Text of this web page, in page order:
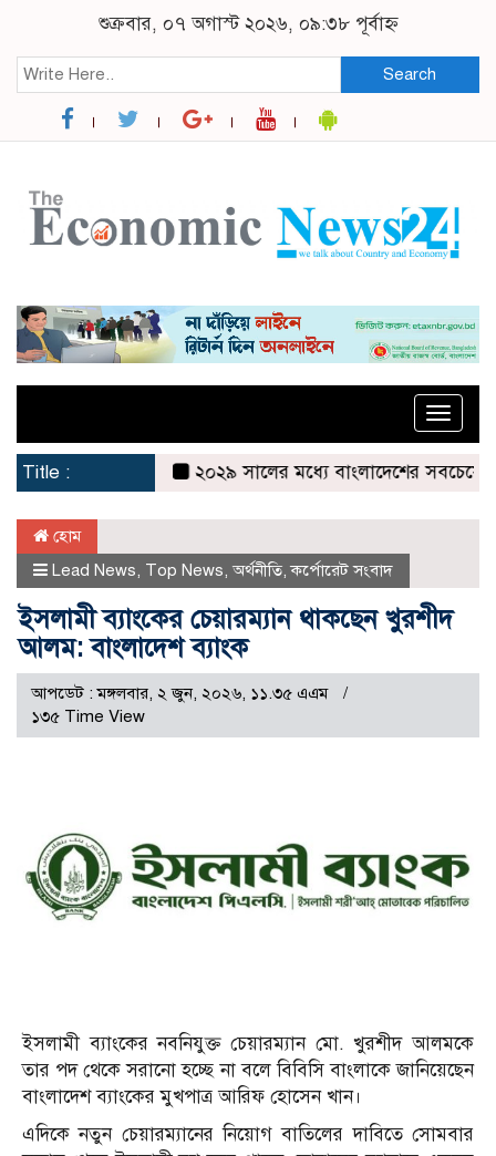
শুক্রবার, ০৭ অগাস্ট ২০২৬, ০৯:৩৮ পূর্বাহ্ন
Search
Toggle
Title :
২০২৯ সালের মধ্যে বাংলাদেশের সবচেয়ে
হোম
Lead News Top News অর্থনীতি ,কর্পোরেট সংবাদ
ইসলামী ব্যাংকের চেয়ারম্যান থাকছেন খুরশীদ
আলম: বাংলাদেশ ব্যাংক
আপডেট : মঙ্গলবার, ২ জুন, ২০২৬, ১১.৩৫ এএম
১৩৫ Time View
ইসলামী ব্যাংকের নবনিযুক্ত চেয়ারম্যান মো. খুরশীদ আলমকে
তার পদ থেকে সরানো হচ্ছে না বলে বিবিসি বাংলাকে জানিয়েছেন
বাংলাদেশ ব্যাংকের মুখপাত্র আরিফ হোসেন খান।
এদিকে নতুন চেয়ারম্যানের নিয়োগ বাতিলের দাবিতে সোমবার